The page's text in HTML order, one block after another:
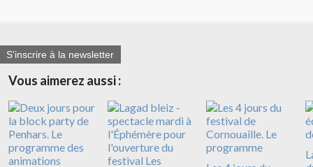
S'inscrire à la newsletter
Vous aimerez aussi :